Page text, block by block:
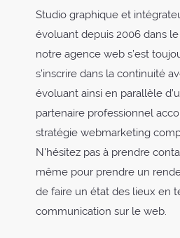
Studio graphique et
évoluant depuis 2006 dans le
notre agence web s’est
s’inscrire dans la continuité
évoluant ainsi en parallèle
partenaire professionnel
stratégie webmarketing
N'hésitez pas à prendre
même pour prendre un
de faire un état des lieux en
communication sur le web.